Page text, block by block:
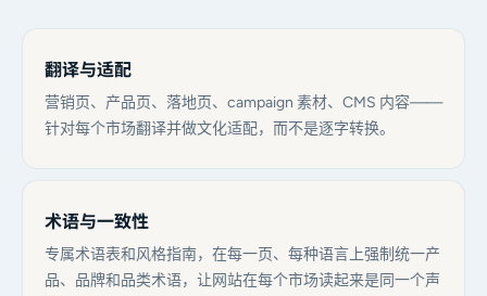
翻译与适配
营销页、产品页、落地页、campaign 素材、CMS 内容——
针对每个市场翻译并做文化适配，而不是逐字转换。
术语与一致性
专属术语表和风格指南，在每一页、每种语言上强制统一产
品、品牌和品类术语，让网站在每个市场读起来是同一个声